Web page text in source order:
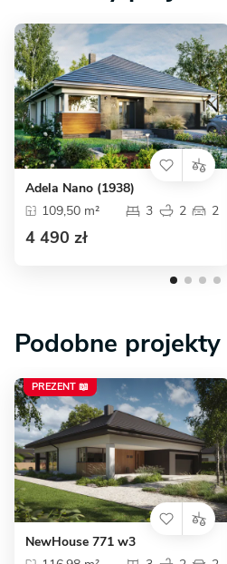
Adela Nano (1938)
109,50 m²
3 2 2
4 490 zł
Podobne projekty
PREZENT 📖
NewHouse 771 w3